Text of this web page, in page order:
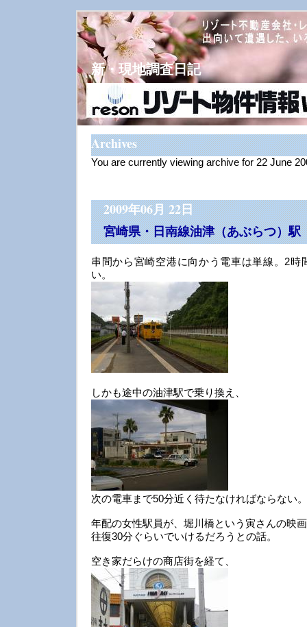
新・現地調査日記
Archives
You are currently viewing archive for 22 June
2009年06月 22日
宮崎県・日南線油津（あぶらつ）駅
串間から宮崎空港に向かう電車は単線。2時
い。
しかも途中の油津駅で乗り換え、
次の電車まで50分近く待たなければならない。
年配の女性駅員が、堀川橋という寅さんの映
往復30分ぐらいでいけるだろうとの話。
空き家だらけの商店街を経て、